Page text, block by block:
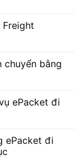
chuyển bằng
ePacket đi
ePacket đi